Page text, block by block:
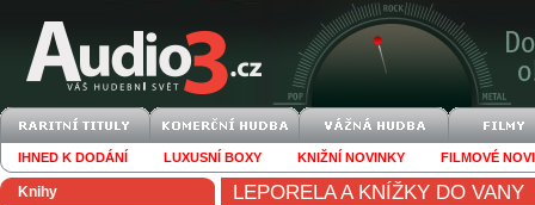
IHNED K DODÁNÍ LUXUSNÍ BOXY KNIŽNÍ NOVINKY FILMOVÉ
Knihy LEPORELA A KNÍŽKY DO VANY